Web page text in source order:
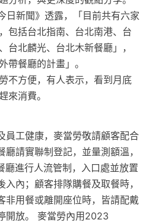
日新聞》透露，「目前共有六家
包括台北指南、台北南港、台
台北麟光、台北木新餐廳」，
帶餐廳的計畫」。
不方便，有人表示，看到月底
來消費。
員工健康，麥當勞敬請顧客配合
請實聯制登記，並量測額溫，
廳進行人流管制，入口處並放置
內；顧客排隊購餐及取餐時，
非用餐或離開座位時，皆請配戴
開放。 麥當勞內用2023